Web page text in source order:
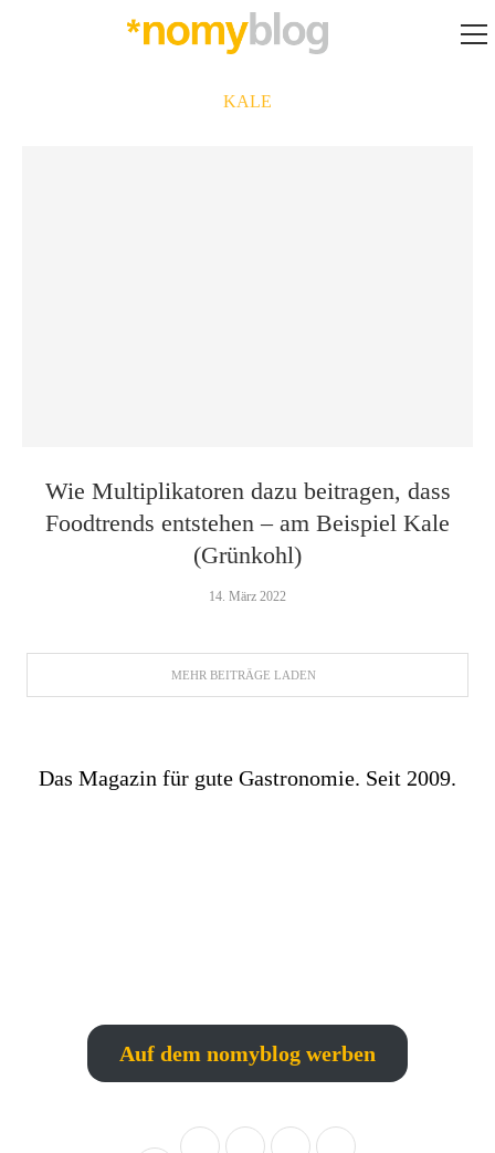
KALE
Wie Multiplikatoren dazu beitragen, dass
Foodtrends entstehen – am Beispiel Kale
(Grünkohl)
14. März 2022
MEHR BEITRÄGE LADEN
Das Magazin für gute Gastronomie. Seit 2009.
Auf dem nomyblog werben